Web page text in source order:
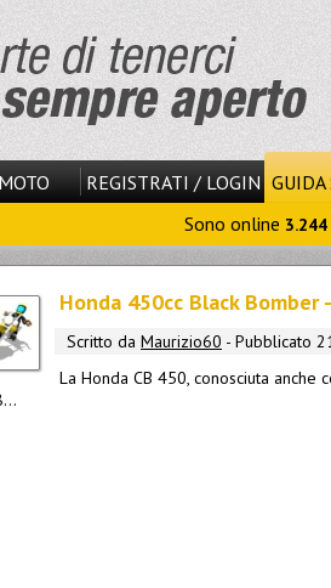
REGISTRATI / LOGIN GUIDA
Sono online 3.244
Honda 450cc Black
Scritto da Maurizio60 - Pubblicato
La Honda CB 450, conosciuta